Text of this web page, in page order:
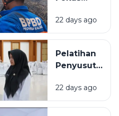
Permukiman
Saat
Meluas di
Banjarbaru
22 days ago
Pelatihan
Penyusutan
BPSDMD
Kalsel
22 days ago